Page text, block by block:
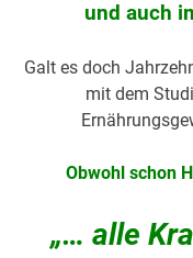
und auch
Galt es doch
mit dem
Obwohl schon
„… alle